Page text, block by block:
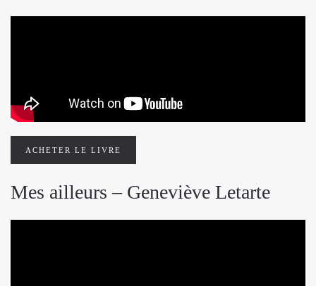
ACHETER LE LIVRE
Mes ailleurs – Geneviève Letarte